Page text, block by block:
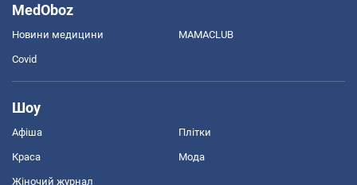
MedOboz
Новини медицини MAMACLUB
Covid
Шоу
Афіша Плітки
Краса Мода
Жіночий журнал